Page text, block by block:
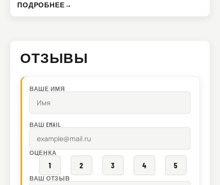
ПОДРОБНЕЕ→
ОТЗЫВЫ
ВАШЕ ИМЯ
ВАШ EMAIL
ОЦЕНКА
1 2 3 4 5
ВАШ ОТЗЫВ